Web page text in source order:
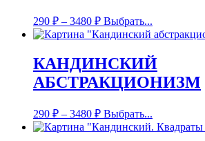
290 ₽ – 3480 ₽ Выбрать...
КАНДИНСКИЙ
АБСТРАКЦИОНИЗМ
290 ₽ – 3480 ₽ Выбрать...